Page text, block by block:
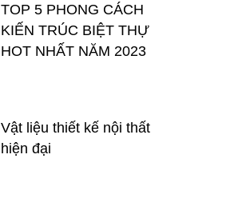
TOP 5 PHONG CÁCH
KIẾN TRÚC BIỆT THỰ
HOT NHẤT NĂM 2023
Vật liệu thiết kế nội thất
hiện đại